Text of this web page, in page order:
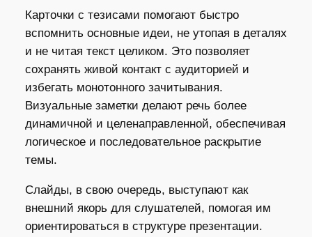
Карточки с тезисами помогают быстро
вспомнить основные идеи, не утопая в деталях
и не читая текст целиком. Это позволяет
сохранять живой контакт с аудиторией и
избегать монотонного зачитывания.
Визуальные заметки делают речь более
динамичной и целенаправленной, обеспечивая
логическое и последовательное раскрытие
темы.
Слайды, в свою очередь, выступают как
внешний якорь для слушателей, помогая им
ориентироваться в структуре презентации.